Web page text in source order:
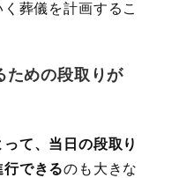
葬儀を計画するこ
ための段取りが
て、当日の段取り
行できるのも大きな